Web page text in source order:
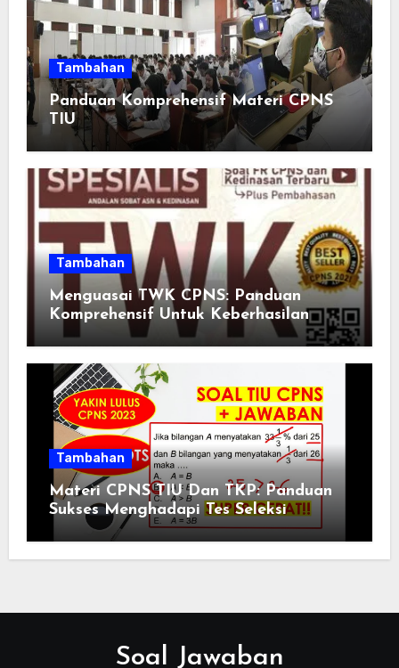
Tambahan
Panduan Komprehensif Materi CPNS
TIU
Tambahan
Menguasai TWK CPNS: Panduan
Komprehensif Untuk Keberhasilan
Tambahan
Materi CPNS TIU Dan TKP: Panduan
Sukses Menghadapi Tes Seleksi
Soal Jawaban